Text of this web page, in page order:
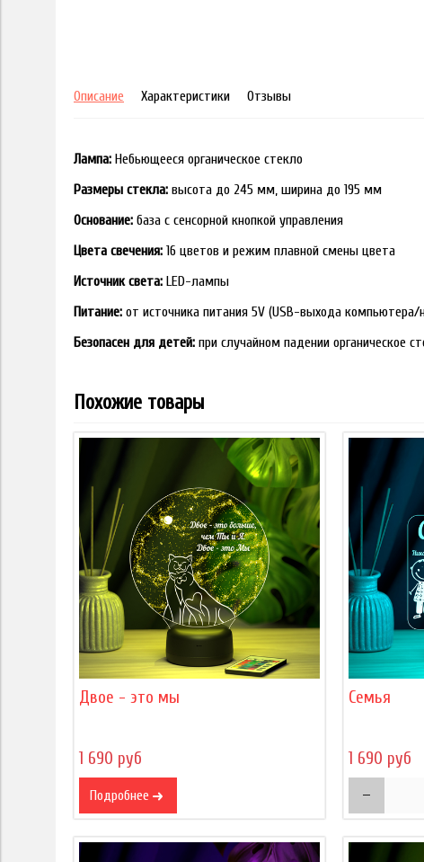
Описание Характеристики Отзывы
Лампа: Небьющееся органическое стекло
Размеры стекла: высота до 245 мм, ширина до 195 мм
Основание: база с сенсорной кнопкой управления
Цвета свечения: 16 цветов и режим плавной смены цвета
Источник света: LED-лампы
Питание: от источника питания 5V (USB-выхода
Безопасен для детей: при случайном падении органическое
Похожие товары
Двое - это мы
1 690 руб
Подробнее
Семья
1 690 руб